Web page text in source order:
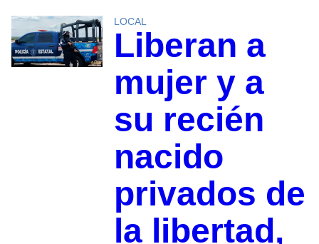
LOCAL
Liberan a
mujer y a
su recién
nacido
privados de
la libertad,